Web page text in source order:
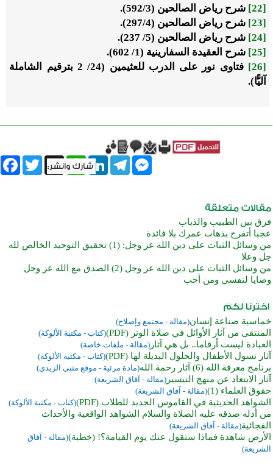
[22]
شرح رياض الصالحين (592/3).
[23]
شرح رياض الصالحين (297/4).
[24]
شرح رياض الصالحين (5/ 237).
[25]
شرح العقيدة السفارينية (1/ 602).
[26]
فتاوى نور على الدرب للعثيمين (24/ 2 بترقيم الشاملة
آليًّا).
Twitter X
WhatsAppLinkedInTelegram
Messenger
فرق بين الطبيب والذباب
عجبا أتفرح بذهاب عمرك بلا فائدة
من وسائل الثبات على دين الله عز وجل: (1) تحقيق التوحيد الخالص لله
جل وعلا
من وسائل الثبات على دين الله عز وجل (2) الصدق مع الله عز وجل
وصايا لنفسي ومن أحب
خماسية صناعة إنسان(مقالة - مجتمع وإصلاح)
المنتقى من آثار الأوائل في صلاة الوتر (PDF) (كتاب - مكتبة الألوكة)
العبادة ليست أرقاما.. بل هي آثار (مقالة - ملفات خاصة)
آثار تسول الأطفال والحلول البديلة لها (PDF) (كتاب - مكتبة الألوكة)
برنامج معرفة الله (6) آثار رحمة الله (مادة مرئية - موقع مثنى الزيدي)
آثار الابتعاد عن منهج التيسير (مقالة - آفاق الشريعة)
حقوق العلماء (1) (مقالة - آفاق الشريعة)
الشواهد الحديثية في القاموس الجديد للطلاب (PDF) (كتاب - مكتبة الألوكة)
من أدله صدقه عليه الصلاة والسلام الشواهد الواقعية والأحداث
الفجائية(مقالة - آفاق الشريعة)
الأرض شاهدة فماذا ستقول عنك يوم القيامة؟! (خطبة)(مقالة - آفاق
الشريعة)